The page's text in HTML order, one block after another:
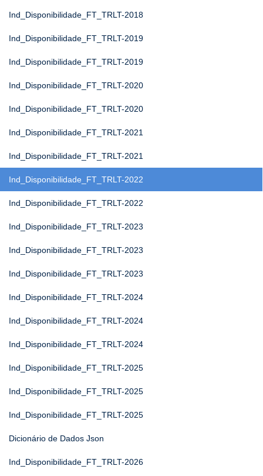
Ind_Disponibilidade_FT_TRLT-2018
Ind_Disponibilidade_FT_TRLT-2019
Ind_Disponibilidade_FT_TRLT-2019
Ind_Disponibilidade_FT_TRLT-2020
Ind_Disponibilidade_FT_TRLT-2020
Ind_Disponibilidade_FT_TRLT-2021
Ind_Disponibilidade_FT_TRLT-2021
Ind_Disponibilidade_FT_TRLT-2022
Ind_Disponibilidade_FT_TRLT-2022
Ind_Disponibilidade_FT_TRLT-2023
Ind_Disponibilidade_FT_TRLT-2023
Ind_Disponibilidade_FT_TRLT-2023
Ind_Disponibilidade_FT_TRLT-2024
Ind_Disponibilidade_FT_TRLT-2024
Ind_Disponibilidade_FT_TRLT-2024
Ind_Disponibilidade_FT_TRLT-2025
Ind_Disponibilidade_FT_TRLT-2025
Ind_Disponibilidade_FT_TRLT-2025
Dicionário de Dados Json
Ind_Disponibilidade_FT_TRLT-2026